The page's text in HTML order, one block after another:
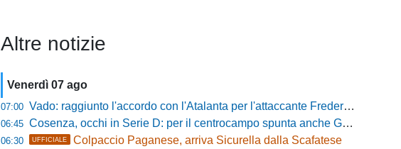
Altre notizie
Venerdì 07 ago
07:00 Vado: raggiunto l'accordo con l'Atalanta per l'attaccante Frederick Samuel Ndongue
06:45 Cosenza, occhi in Serie D: per il centrocampo spunta anche Gerardo Di Gilio
06:30 UFFICIALE Colpaccio Paganese, arriva Sicurella dalla Scafatese